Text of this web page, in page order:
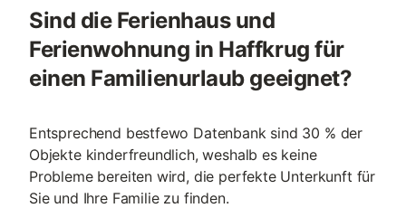
Sind die Ferienhaus und
Ferienwohnung in Haffkrug für
einen Familienurlaub geeignet?
Entsprechend bestfewo Datenbank sind 30 % der
Objekte kinderfreundlich, weshalb es keine
Probleme bereiten wird, die perfekte Unterkunft für
Sie und Ihre Familie zu finden.